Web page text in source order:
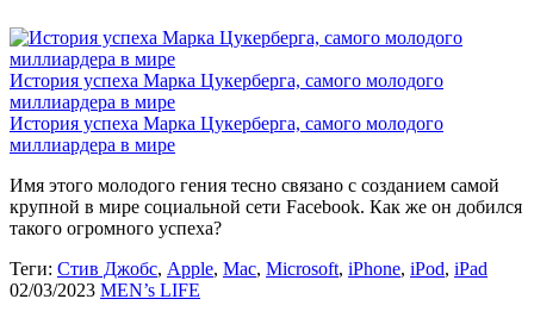
История успеха Марка Цукерберга, самого молодого
миллиардера в мире
История успеха Марка Цукерберга, самого молодого
миллиардера в мире
Имя этого молодого гения тесно связано с созданием самой
крупной в мире социальной сети Facebook. Как же он добился
такого огромного успеха?
Теги: Стив Джобс, Apple, Mac, Microsoft, iPhone, iPod, iPad
02/03/2023 MEN’s LIFE